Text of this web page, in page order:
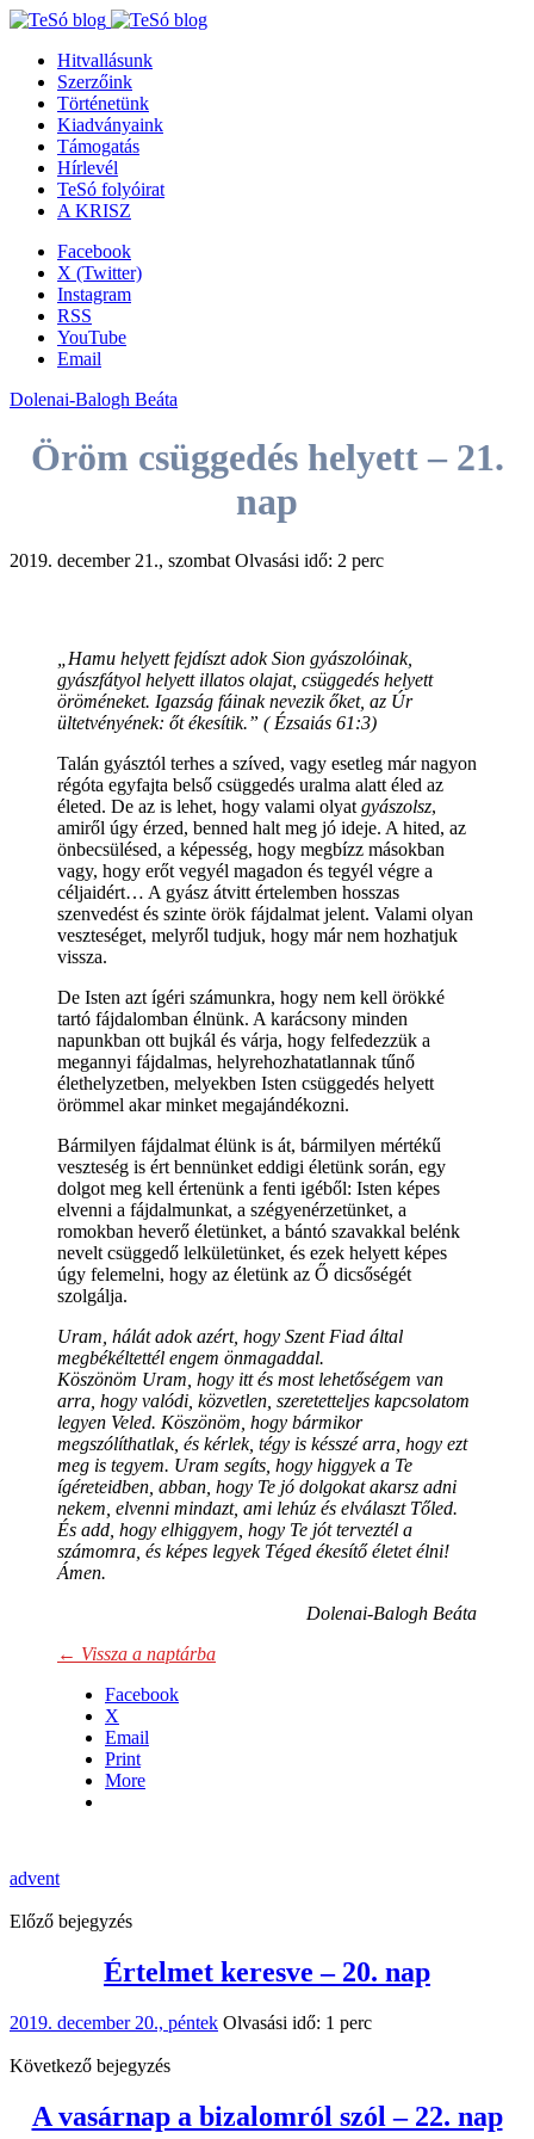
Hitvallásunk
Szerzőink
Történetünk
Kiadványaink
Támogatás
Hírlevél
TeSó folyóirat
A KRISZ
Facebook
X (Twitter)
Instagram
RSS
YouTube
Email
Dolenai-Balogh Beáta
Öröm csüggedés helyett – 21.
nap
2019. december 21., szombat Olvasási idő: 2 perc
„Hamu helyett fejdíszt adok Sion gyászolóinak,
gyászfátyol helyett illatos olajat, csüggedés helyett
öröméneket. Igazság fáinak nevezik őket, az Úr
ültetvényének: őt ékesítik.” ( Ézsaiás 61:3)
Talán gyásztól terhes a szíved, vagy esetleg már nagyon
régóta egyfajta belső csüggedés uralma alatt éled az
életed. De az is lehet, hogy valami olyat gyászolsz,
amiről úgy érzed, benned halt meg jó ideje. A hited, az
önbecsülésed, a képesség, hogy megbízz másokban
vagy, hogy erőt vegyél magadon és tegyél végre a
céljaidért… A gyász átvitt értelemben hosszas
szenvedést és szinte örök fájdalmat jelent. Valami olyan
veszteséget, melyről tudjuk, hogy már nem hozhatjuk
vissza.
De Isten azt ígéri számunkra, hogy nem kell örökké
tartó fájdalomban élnünk. A karácsony minden
napunkban ott bujkál és várja, hogy felfedezzük a
megannyi fájdalmas, helyrehozhatatlannak tűnő
élethelyzetben, melyekben Isten csüggedés helyett
örömmel akar minket megajándékozni.
Bármilyen fájdalmat élünk is át, bármilyen mértékű
veszteség is ért bennünket eddigi életünk során, egy
dolgot meg kell értenünk a fenti igéből: Isten képes
elvenni a fájdalmunkat, a szégyenérzetünket, a
romokban heverő életünket, a bántó szavakkal belénk
nevelt csüggedő lelkületünket, és ezek helyett képes
úgy felemelni, hogy az életünk az Ő dicsőségét
szolgálja.
Uram, hálát adok azért, hogy Szent Fiad által
megbékéltettél engem önmagaddal.
Köszönöm Uram, hogy itt és most lehetőségem van
arra, hogy valódi, közvetlen, szeretetteljes kapcsolatom
legyen Veled. Köszönöm, hogy bármikor
megszólíthatlak, és kérlek, tégy is késszé arra, hogy ezt
meg is tegyem. Uram segíts, hogy higgyek a Te
ígéreteidben, abban, hogy Te jó dolgokat akarsz adni
nekem, elvenni mindazt, ami lehúz és elválaszt Tőled.
És add, hogy elhiggyem, hogy Te jót terveztél a
számomra, és képes legyek Téged ékesítő életet élni!
Ámen.
Dolenai-Balogh Beáta
← Vissza a naptárba
Facebook
X
Email
Print
More
advent
Előző bejegyzés
Értelmet keresve – 20. nap
2019. december 20., péntek Olvasási idő: 1 perc
Következő bejegyzés
A vasárnap a bizalomról szól – 22. nap